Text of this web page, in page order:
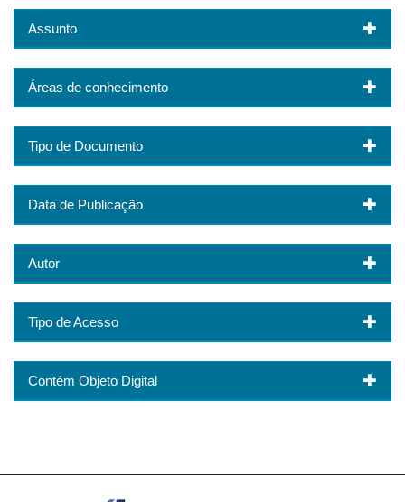
Assunto
Áreas de conhecimento
Tipo de Documento
Data de Publicação
Autor
Tipo de Acesso
Contém Objeto Digital